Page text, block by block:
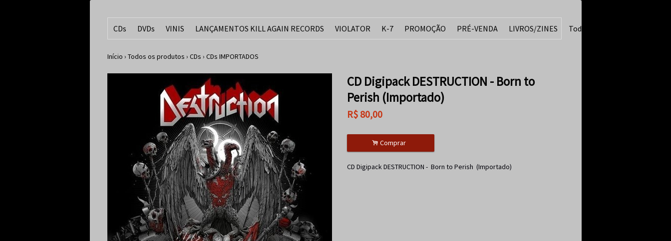
CDs DVDs VINIS LANÇAMENTOS KILL AGAIN RECORDS VIOLATOR K-7 PROMOÇÃO PRÉ-VENDA LIVROS/ZINES Todos
Início › Todos os produtos › CDs › CDs IMPORTADOS
CD Digipack DESTRUCTION - Born to
Perish (Importado)
R$ 80,00
. Comprar
CD Digipack DESTRUCTION - Born to Perish (Importado)